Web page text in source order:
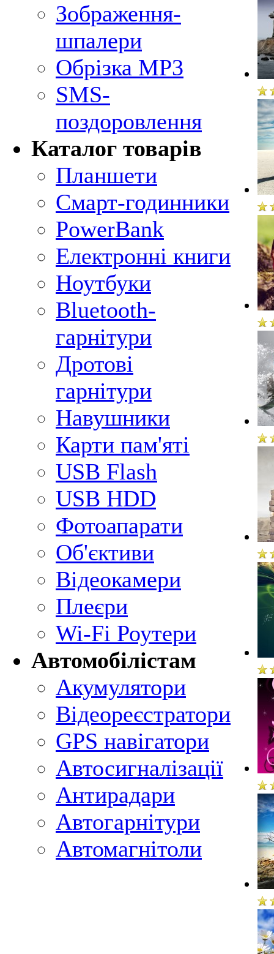
Зображення-
шпалери
Обрізка MP3
SMS-
поздоровлення
Каталог товарів
Планшети
Смарт-годинники
PowerBank
Електронні книги
Ноутбуки
Bluetooth-
гарнітури
Дротові
гарнітури
Навушники
Карти пам'яті
USB Flash
USB HDD
Фотоапарати
Об'єктиви
Відеокамери
Плеєри
Wi-Fi Роутери
Автомобілістам
Акумулятори
Відеореєстратори
GPS навігатори
Автосигналізації
Антирадари
Автогарнітури
Автомагнітоли